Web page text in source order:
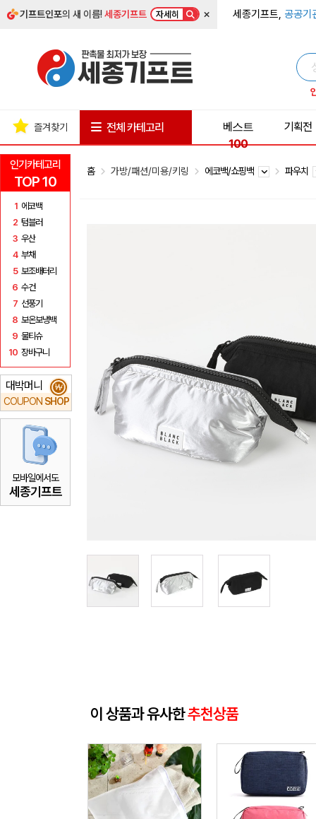
기프트인포의 새 이름!세종기프트 자세히 × 세종기프트, 공공기
인기카테고리
TOP 10
1 에코백
2 텀블러
3 우산
4 부채
5 보조배터리
6 수건
7 선풍기
8 보온보냉백
9 물티슈
10 장바구니
대박머니
COUPON SHOP
₩
모바일에서도
세종기프트
즐겨찾기 전체 카테고리
베스트
100
기획전
홈 가방/패션/미용/키링 에코백/쇼핑백 파우치
이 상품과 유사한추천상품